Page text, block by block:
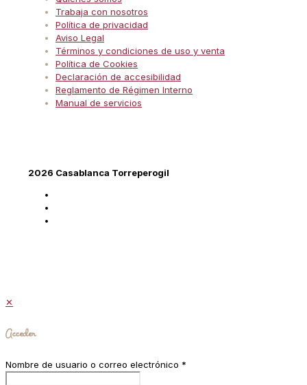
Trabaja con nosotros
Política de privacidad
Aviso Legal
Términos y condiciones de uso y venta
Política de Cookies
Declaración de accesibilidad
Reglamento de Régimen Interno
Manual de servicios
2026 Casablanca Torreperogil
✕
Acceder
Nombre de usuario o correo electrónico *